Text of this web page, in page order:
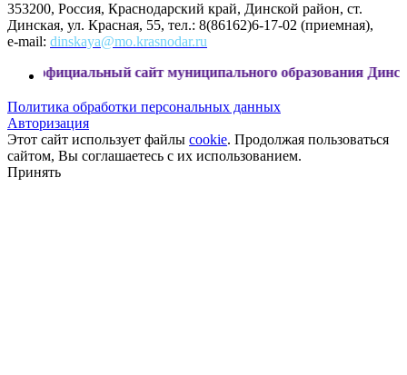
353200, Россия, Краснодарский край, Динской район, ст.
Динская, ул. Красная, 55, тел.: 8(86162)6-17-02 (приемная),
e-mail: dinskaya@mo.krasnodar.ru
сайт муниципального образования Динской район
Политика обработки персональных данных
Авторизация
Этот сайт использует файлы cookie. Продолжая пользоваться
сайтом, Вы соглашаетесь с их использованием.
Принять